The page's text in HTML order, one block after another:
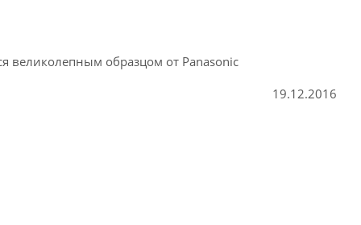
великолепным образцом от Panasonic
19.12.2016